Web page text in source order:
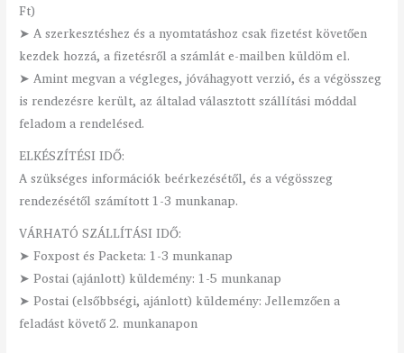
Ft)
➤ A szerkesztéshez és a nyomtatáshoz csak fizetést követően
kezdek hozzá, a fizetésről a számlát e-mailben küldöm el.
➤ Amint megvan a végleges, jóváhagyott verzió, és a végösszeg
is rendezésre került, az általad választott szállítási móddal
feladom a rendelésed.
ELKÉSZÍTÉSI IDŐ:
A szükséges információk beérkezésétől, és a végösszeg
rendezésétől számított 1-3 munkanap.
VÁRHATÓ SZÁLLÍTÁSI IDŐ:
➤ Foxpost és Packeta: 1-3 munkanap
➤ Postai (ajánlott) küldemény: 1-5 munkanap
➤ Postai (elsőbbségi, ajánlott) küldemény: Jellemzően a
feladást követő 2. munkanapon